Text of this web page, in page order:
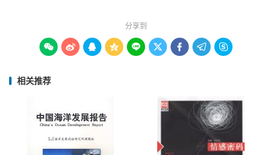
分享到
        
相关推荐